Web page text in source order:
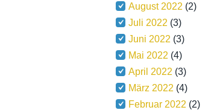
August 2022 (2)
Juli 2022 (3)
Juni 2022 (3)
Mai 2022 (4)
April 2022 (3)
März 2022 (4)
Februar 2022 (2)